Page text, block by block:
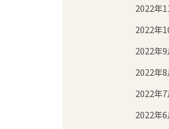
2022年
2022年
2022年
2022年
2022年
2022年